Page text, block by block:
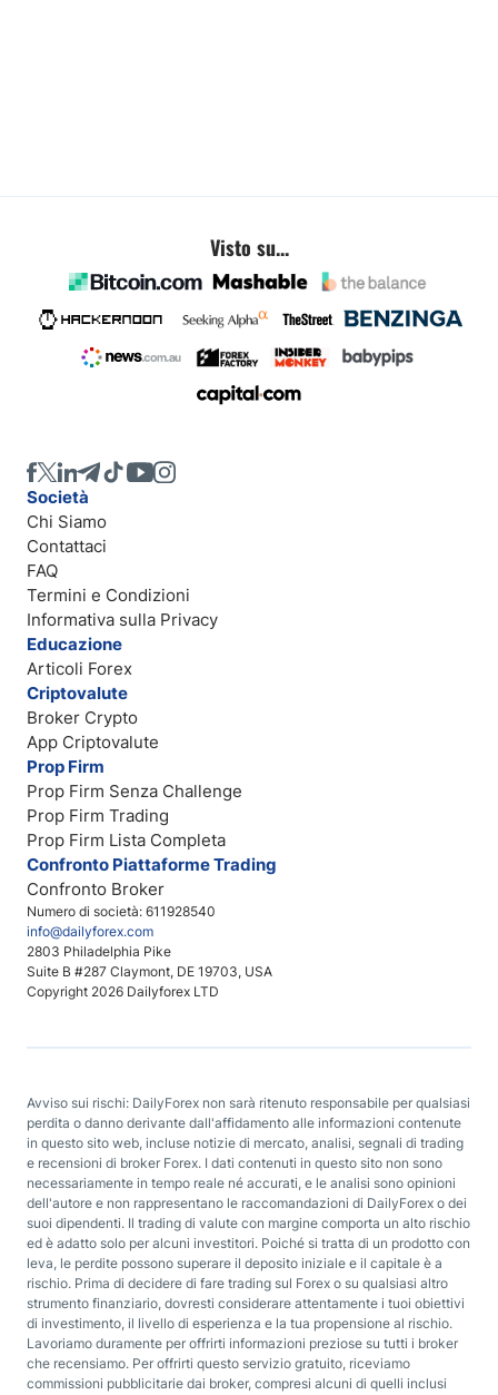
Visto su...
Numero di società: 611928540
info@dailyforex.com
2803 Philadelphia Pike
Suite B #287 Claymont, DE 19703, USA
Copyright 2026 Dailyforex LTD
Società
Chi Siamo
Contattaci
FAQ
Termini e Condizioni
Informativa sulla Privacy
Educazione
Articoli Forex
Criptovalute
Broker Crypto
App Criptovalute
Prop Firm
Prop Firm Senza Challenge
Prop Firm Trading
Prop Firm Lista Completa
Confronto Piattaforme Trading
Confronto Broker
Avviso sui rischi: DailyForex non sarà ritenuto responsabile per qualsiasi
perdita o danno derivante dall'affidamento alle informazioni contenute
in questo sito web, incluse notizie di mercato, analisi, segnali di trading
e recensioni di broker Forex. I dati contenuti in questo sito non sono
necessariamente in tempo reale né accurati, e le analisi sono opinioni
dell'autore e non rappresentano le raccomandazioni di DailyForex o dei
suoi dipendenti. Il trading di valute con margine comporta un alto rischio
ed è adatto solo per alcuni investitori. Poiché si tratta di un prodotto con
leva, le perdite possono superare il deposito iniziale e il capitale è a
rischio. Prima di decidere di fare trading sul Forex o su qualsiasi altro
strumento finanziario, dovresti considerare attentamente i tuoi obiettivi
di investimento, il livello di esperienza e la tua propensione al rischio.
Lavoriamo duramente per offrirti informazioni preziose su tutti i broker
che recensiamo. Per offrirti questo servizio gratuito, riceviamo
commissioni pubblicitarie dai broker, compresi alcuni di quelli inclusi